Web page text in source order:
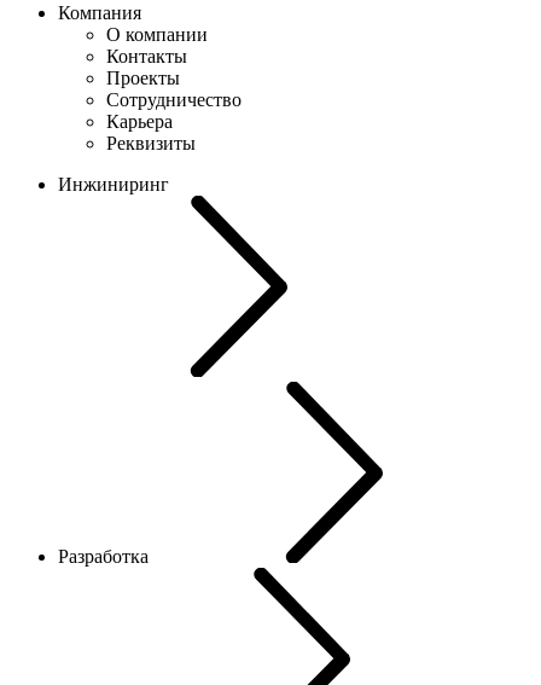
Компания
О компании
Контакты
Проекты
Сотрудничество
Карьера
Реквизиты
Инжиниринг
Разработка